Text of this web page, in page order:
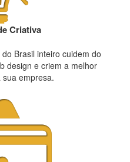
Criativa
Brasil inteiro cuidem do
design e criem a melhor
empresa.